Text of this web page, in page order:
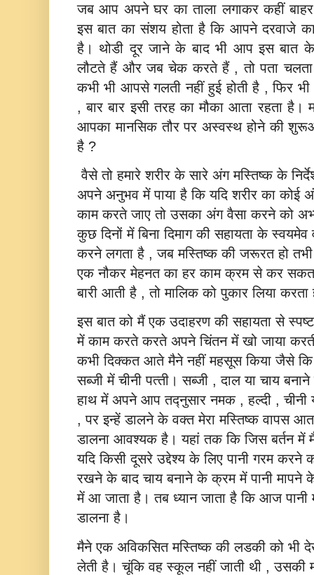
जब आप अपने घर का ताला लगाकर कहीं
इस बात का संशय होता है कि आपने दरवाजे
है। थोडी दूर जाने के बाद भी आप इस बात
लौटते हैं और जब चेक करते हैं , तो पता
कभी भी आपसे गलती नहीं हुई होती है , फिर
, बार बार इसी तरह का मौका आता रहता है।
आपका मानसिक तौर पर अस्‍वस्‍थ होने की
है ?
वैसे तो हमारे शरीर के सारे अंग मस्तिष्‍क के
अपने अनुभव में पाया है कि यदि शरीर का कोई
काम करते जाए तो उसका अंग वैसा करने को
कुछ दिनों में बिना दिमाग की सहायता के
करने लगता है , जब मस्तिष्‍क की जरूरत हो
एक नौकर मेहनत का हर काम क्रम से कर
बारी आती है , तो मालिक को पुकार लिया
इस बात को मैं एक उदाहरण की सहायता से
में काम करते करते अपने चिंतन में खो जाया
कभी दिक्‍कत आते मैने नहीं महसूस किया जैसे कि
सब्‍जी में चीनी पत्‍ती। सब्‍जी , दाल या चाय
हाथ में अपने आप तद्नुसार नमक , हल्‍दी , चीनी
, पर इन्‍हें डालने के वक्‍त मेरा मस्तिष्‍क वापस
डालना आवश्‍यक है। यहां तक कि जिस बर्तन में
यदि किसी दूसरे उद्देश्‍य के लिए पानी गरम
रखने के बाद चाय बनाने के क्रम में पानी मापने
में आ जाता है। तब ध्‍यान जाता है कि आज पानी
डालना है।
मैने एक अविकसित मस्तिष्‍क की लडकी को भी
लेती है। चूंकि वह स्‍कूल नहीं जाती थी , उसकी